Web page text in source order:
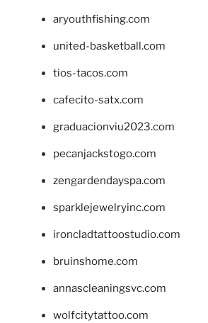
aryouthfishing.com
united-basketball.com
tios-tacos.com
cafecito-satx.com
graduacionviu2023.com
pecanjackstogo.com
zengardendayspa.com
sparklejewelryinc.com
ironcladtattoostudio.com
bruinshome.com
annascleaningsvc.com
wolfcitytattoo.com